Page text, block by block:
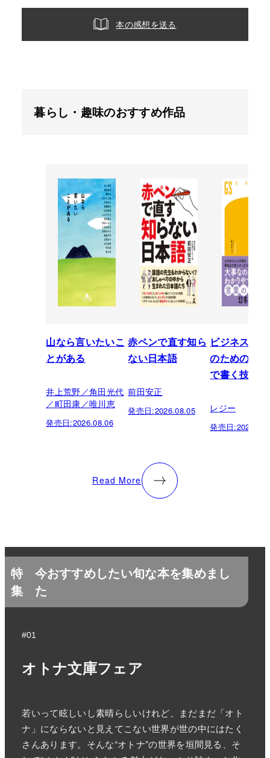
本の感想を送る
暮らし・趣味のおすすめ作品
山なら言いたいこ
とがある
井上荒野／角田光代
／町田康／唯川恵
発売日:2026.08.06
赤ペンで直す知ら
ない日本語
前田安正
発売日:2026.08.05
ビジネスパ
のための「
で書く技術
レジー
発売日:
Read More
特
集
今おすすめしたい旬な本を集めまし
た
#01
オトナ文庫フェア
若いって眩しいし素晴らしいけれど、まだまだ「オト
ナ」にならないと見えてこない世界が世の中にはたく
さんあります。そんな“オトナ”の世界を垣間見る、そ